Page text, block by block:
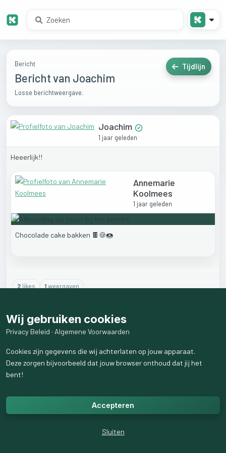
Bericht
Bericht van Joachim
Losse berichtweergave.
Tijdlijn
Joachim
1 jaar geleden
Heeerlijk!!
Annemarie
Koolmees
1 jaar geleden
Chocolade cake bakken 🍫🍪🍩
2likes 1weergaven
Wij gebruiken cookies
Privacy Beleid · Algemene Voorwaarden
Cookies zijn gegevens die wij achterlaten op jouw apparaat.
Deze zorgen bijvoorbeeld dat jouw browser onthoud dat jij het
bent!
Accepteren
Sluiten